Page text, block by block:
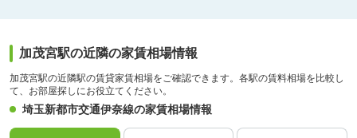
加茂宮駅の近隣の家賃相場情報
加茂宮駅の近隣駅の賃貸家賃相場をご確認できます。各駅の賃料相場を比較し
て、お部屋探しにお役立てください。
埼玉新都市交通伊奈線の家賃相場情報